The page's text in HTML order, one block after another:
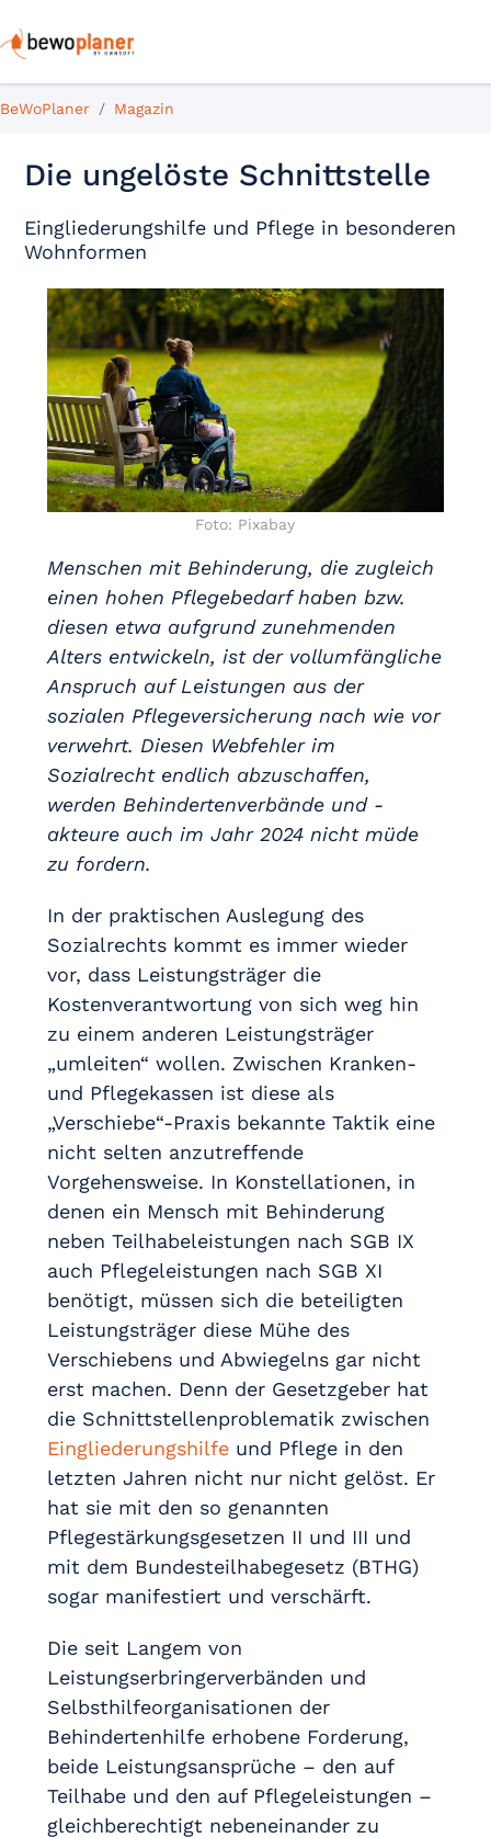
BeWoPlaner Magazin
Die ungelöste Schnittstelle
Eingliederungshilfe und Pflege in besonderen
Wohnformen
Foto: Pixabay
Menschen mit Behinderung, die zugleich
einen hohen Pflegebedarf haben bzw.
diesen etwa aufgrund zunehmenden
Alters entwickeln, ist der vollumfängliche
Anspruch auf Leistungen aus der
sozialen Pflegeversicherung nach wie vor
verwehrt. Diesen Webfehler im
Sozialrecht endlich abzuschaffen,
werden Behindertenverbände und -
akteure auch im Jahr 2024 nicht müde
zu fordern.
In der praktischen Auslegung des
Sozialrechts kommt es immer wieder
vor, dass Leistungsträger die
Kostenverantwortung von sich weg hin
zu einem anderen Leistungsträger
„umleiten“ wollen. Zwischen Kranken-
und Pflegekassen ist diese als
„Verschiebe“-Praxis bekannte Taktik eine
nicht selten anzutreffende
Vorgehensweise. In Konstellationen, in
denen ein Mensch mit Behinderung
neben Teilhabeleistungen nach SGB IX
auch Pflegeleistungen nach SGB XI
benötigt, müssen sich die beteiligten
Leistungsträger diese Mühe des
Verschiebens und Abwiegelns gar nicht
erst machen. Denn der Gesetzgeber hat
die Schnittstellenproblematik zwischen
Eingliederungshilfeund Pflege in den
letzten Jahren nicht nur nicht gelöst. Er
hat sie mit den so genannten
Pflegestärkungsgesetzen II und III und
mit dem Bundesteilhabegesetz (BTHG)
sogar manifestiert und verschärft.
Die seit Langem von
Leistungserbringerverbänden und
Selbsthilfeorganisationen der
Behindertenhilfe erhobene Forderung,
beide Leistungsansprüche – den auf
Teilhabe und den auf Pflegeleistungen –
gleichberechtigt nebeneinander zu